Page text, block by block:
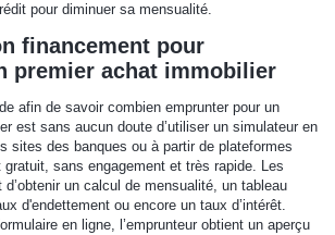
pour diminuer sa mensualité.
financement pour
premier achat immobilier
afin de savoir combien emprunter pour un
est sans aucun doute d’utiliser un simulateur en
sites des banques ou à partir de plateformes
gratuit, sans engagement et très rapide. Les
un calcul de mensualité, un tableau
d'endettement ou encore un taux d’intérêt.
en ligne, l’emprunteur obtient un aperçu